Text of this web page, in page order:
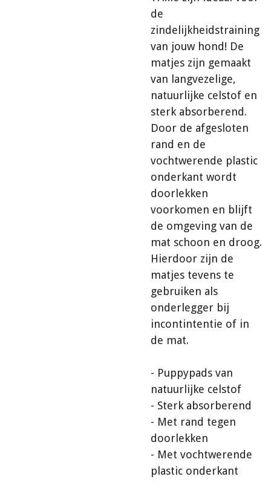
de
zindelijkheidstraining
van jouw hond! De
matjes zijn gemaakt
van langvezelige,
natuurlijke celstof en
sterk absorberend.
Door de afgesloten
rand en de
vochtwerende plastic
onderkant wordt
doorlekken
voorkomen en blijft
de omgeving van de
mat schoon en droog.
Hierdoor zijn de
matjes tevens te
gebruiken als
onderlegger bij
incontintentie of in
de mat.
- Puppypads van
natuurlijke celstof
- Sterk absorberend
- Met rand tegen
doorlekken
- Met vochtwerende
plastic onderkant